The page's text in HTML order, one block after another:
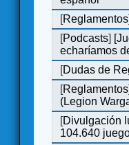
[Reglamentos]
[Podcasts]
echaríamos
[Dudas de
[Reglamentos]
(Legion
[Divulgación
104.640